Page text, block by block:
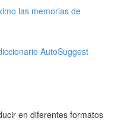
las memorias de
AutoSuggest
en diferentes formatos